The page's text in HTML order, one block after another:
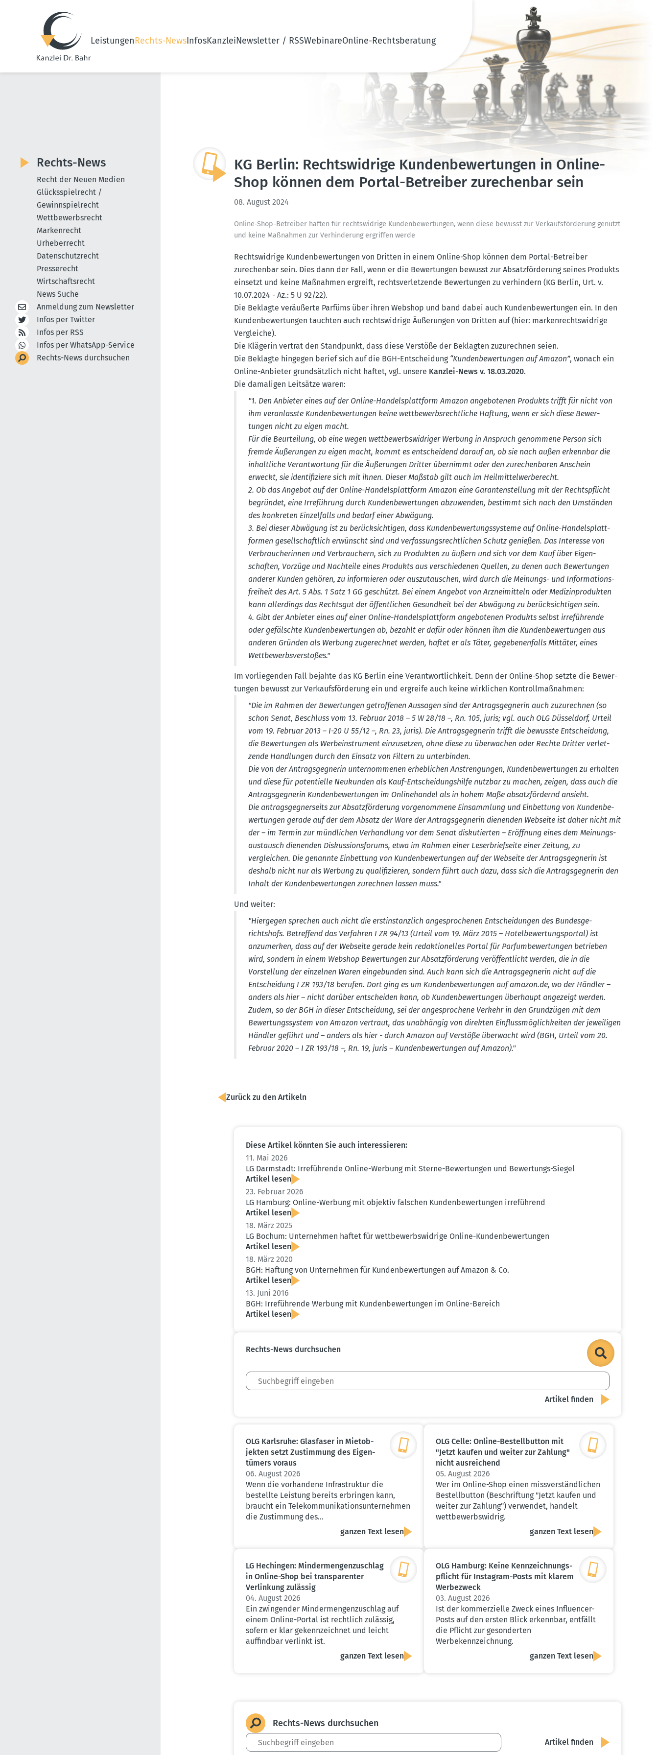
LeistungenRechts-NewsInfosKanzleiNewsletter / RSSWebinareOnline-Rechtsberatung
KG Berlin: Rechts­widrige Kunden­be­wer­tungen in Online-
Shop können dem Portal-Betreiber zurechenbar sein
08. August 2024
Online-Shop-Betreiber haften für rechts­widrige Kunden­be­wer­tungen, wenn diese bewusst zur Verkaufs­för­derung genutzt
und keine Maßnahmen zur Verhin­derung ergriffen werde
Rechts­widrige Kunden­be­wer­tungen von Dritten in einem Online-Shop können dem Portal-Betreiber
zurechenbar sein. Dies dann der Fall, wenn er die Bewer­tungen bewusst zur Absatz­för­derung seines Produkts
einsetzt und keine Maßnahmen ergreift, rechts­ver­let­zende Bewer­tungen zu verhindern (KG Berlin, Urt. v.
10.07.2024 - Az.: 5 U 92/22).
Die Beklagte veräu­ßerte Parfüms über ihren Webshop und band dabei auch Kunden­be­wer­tungen ein. In den
Kunden­be­wer­tungen tauchten auch rechts­widrige Äußerungen von Dritten auf (hier: marken­rechts­widrige
Vergleiche).
Die Klägerin vertrat den Stand­punkt, dass diese Verstöße der Beklagten zuzurechnen seien.
Die Beklagte hingegen berief sich auf die BGH-Entscheidung “Kunden­be­wer­tungen auf Amazon”, wonach ein
Online-Anbieter grund­sätzlich nicht haftet, vgl. unsere Kanzlei-News v. 18.03.2020.
Die damaligen Leitsätze waren:
"1. Den Anbieter eines auf der Online-Handels­plattform Amazon angebo­tenen Produkts trifft für nicht von
ihm veran­lasste Kunden­be­wer­tungen keine wettbe­werbs­recht­liche Haftung, wenn er sich diese Bewer­
tungen nicht zu eigen macht.
Für die Beurteilung, ob eine wegen wettbe­werbs­wid­riger Werbung in Anspruch genommene Person sich
fremde Äußerungen zu eigen macht, kommt es entscheidend darauf an, ob sie nach außen erkennbar die
inhalt­liche Verant­wortung für die Äußerungen Dritter übernimmt oder den zurechen­baren Anschein
erweckt, sie identi­fi­ziere sich mit ihnen. Dieser Maßstab gilt auch im Heilmit­tel­wer­be­recht.
2. Ob das Angebot auf der Online-Handels­plattform Amazon eine Garan­ten­stellung mit der Rechts­pflicht
begründet, eine Irreführung durch Kunden­be­wer­tungen abzuwenden, bestimmt sich nach den Umständen
des konkreten Einzel­falls und bedarf einer Abwägung.
3. Bei dieser Abwägung ist zu berück­sich­tigen, dass Kunden­be­wer­tungs­systeme auf Online-Handels­platt­
formen gesell­schaftlich erwünscht sind und verfas­sungs­recht­lichen Schutz genießen. Das Interesse von
Verbrau­che­rinnen und Verbrau­chern, sich zu Produkten zu äußern und sich vor dem Kauf über Eigen­
schaften, Vorzüge und Nachteile eines Produkts aus verschie­denen Quellen, zu denen auch Bewer­tungen
anderer Kunden gehören, zu infor­mieren oder auszu­tau­schen, wird durch die Meinungs- und Infor­ma­ti­ons­
freiheit des Art. 5 Abs. 1 Satz 1 GG geschützt. Bei einem Angebot von Arznei­mitteln oder Medizin­pro­dukten
kann aller­dings das Rechtsgut der öffent­lichen Gesundheit bei der Abwägung zu berück­sich­tigen sein.
4. Gibt der Anbieter eines auf einer Online-Handels­plattform angebo­tenen Produkts selbst irrefüh­rende
oder gefälschte Kunden­be­wer­tungen ab, bezahlt er dafür oder können ihm die Kunden­be­wer­tungen aus
anderen Gründen als Werbung zugerechnet werden, haftet er als Täter, gegebe­nen­falls Mittäter, eines
Wettbe­werbs­ver­stoßes."
Im vorlie­genden Fall bejahte das KG Berlin eine Verant­wort­lichkeit. Denn der Online-Shop setzte die Bewer­
tungen bewusst zur Verkaufs­för­derung ein und ergreife auch keine wirklichen Kontroll­maß­nahmen:
"Die im Rahmen der Bewer­tungen getrof­fenen Aussagen sind der Antrags­geg­nerin auch zuzurechnen (so
schon Senat, Beschluss vom 13. Februar 2018 – 5 W 28/18 –, Rn. 105, juris; vgl. auch OLG Düsseldorf, Urteil
vom 19. Februar 2013 – I-20 U 55/12 –, Rn. 23, juris). Die Antrags­geg­nerin trifft die bewusste Entscheidung,
die Bewer­tungen als Werbe­instrument einzu­setzen, ohne diese zu überwachen oder Rechte Dritter verlet­
zende Handlungen durch den Einsatz von Filtern zu unter­binden.
Die von der Antrags­geg­nerin unter­nom­menen erheb­lichen Anstren­gungen, Kunden­be­wer­tungen zu erhalten
und diese für poten­tielle Neukunden als Kauf-Entschei­dungs­hilfe nutzbar zu machen, zeigen, dass auch die
Antrags­geg­nerin Kunden­be­wer­tungen im Online­handel als in hohem Maße absatz­för­dernd ansieht.
Die antrags­geg­ner­seits zur Absatz­för­derung vorge­nommene Einsammlung und Einbettung von Kunden­be­
wer­tungen gerade auf der dem Absatz der Ware der Antrags­geg­nerin dienenden Webseite ist daher nicht mit
der – im Termin zur mündlichen Verhandlung vor dem Senat disku­tierten – Eröffnung eines dem Meinungs­
aus­tausch dienenden Diskus­si­ons­forums, etwa im Rahmen einer Leser­brief­seite einer Zeitung, zu
vergleichen. Die genannte Einbettung von Kunden­be­wer­tungen auf der Webseite der Antrags­geg­nerin ist
deshalb nicht nur als Werbung zu quali­fi­zieren, sondern führt auch dazu, dass sich die Antrags­geg­nerin den
Inhalt der Kunden­be­wer­tungen zurechnen lassen muss."
Und weiter:
"Hiergegen sprechen auch nicht die erstin­stanzlich angespro­chenen Entschei­dungen des Bundes­ge­
richtshofs. Betreffend das Verfahren I ZR 94/13 (Urteil vom 19. März 2015 – Hotel­be­wer­tungs­portal) ist
anzumerken, dass auf der Webseite gerade kein redak­tio­nelles Portal für Parfum­be­wer­tungen betrieben
wird, sondern in einem Webshop Bewer­tungen zur Absatz­för­derung veröf­fent­licht werden, die in die
Vorstellung der einzelnen Waren einge­bunden sind. Auch kann sich die Antrags­geg­nerin nicht auf die
Entscheidung I ZR 193/18 berufen. Dort ging es um Kunden­be­wer­tungen auf amazon.​de, wo der Händler –
anders als hier – nicht darüber entscheiden kann, ob Kunden­be­wer­tungen überhaupt angezeigt werden.
Zudem, so der BGH in dieser Entscheidung, sei der angespro­chene Verkehr in den Grund­zügen mit dem
Bewer­tungs­system von Amazon vertraut, das unabhängig von direkten Einfluss­mög­lich­keiten der jewei­ligen
Händler geführt und – anders als hier - durch Amazon auf Verstöße überwacht wird (BGH, Urteil vom 20.
Februar 2020 – I ZR 193/18 –, Rn. 19, juris – Kunden­be­wer­tungen auf Amazon)."
Zurück zu den Artikeln
Diese Artikel könnten Sie auch inter­es­sieren:
11. Mai 2026
LG Darmstadt: Irrefüh­rende Online-Werbung mit Sterne-Bewer­tungen und Bewer­tungs-Siegel
Artikel lesen
23. Februar 2026
LG Hamburg: Online-Werbung mit objektiv falschen Kunden­be­wer­tungen irreführend
Artikel lesen
18. März 2025
LG Bochum: Unter­nehmen haftet für wettbe­werbs­widrige Online-Kunden­be­wer­tungen
Artikel lesen
18. März 2020
BGH: Haftung von Unter­nehmen für Kunden­be­wer­tungen auf Amazon & Co.
Artikel lesen
13. Juni 2016
BGH: Irrefüh­rende Werbung mit Kunden­be­wer­tungen im Online-Bereich
Artikel lesen
Rechts-News durch­suchen
OLG Karlsruhe: Glasfaser in Mietob­
jekten setzt Zustimmung des Eigen­
tümers voraus
06. August 2026
Wenn die vorhandene Infrastruktur die
bestellte Leistung bereits erbringen kann,
braucht ein Telekommunikationsunternehmen
die Zustimmung des…
ganzen Text lesen
OLG Celle: Online-Bestell­button mit
"Jetzt kaufen und weiter zur Zahlung"
nicht ausrei­chend
05. August 2026
Wer im Online-Shop einen missverständlichen
Bestellbutton (Beschriftung "Jetzt kaufen und
weiter zur Zahlung") verwendet, handelt
wettbewerbswidrig.
ganzen Text lesen
LG Hechingen: Minder­men­gen­zu­schlag
in Online-Shop bei trans­pa­renter
Verlinkung zulässig
04. August 2026
Ein zwingender Mindermengenzuschlag auf
einem Online-Portal ist rechtlich zulässig,
sofern er klar gekennzeichnet und leicht
auffindbar verlinkt ist.
ganzen Text lesen
OLG Hamburg: Keine Kennzeich­nungs­
pflicht für Instagram-Posts mit klarem
Werbe­zweck
03. August 2026
Ist der kommerzielle Zweck eines Influencer-
Posts auf den ersten Blick erkennbar, entfällt
die Pflicht zur gesonderten
Werbekennzeichnung.
ganzen Text lesen
Rechts-News durch­suchen
Rechts-News
Recht der Neuen Medien
Glücksspielrecht /
Gewinnspielrecht
Wettbewerbsrecht
Markenrecht
Urheberrecht
Datenschutzrecht
Presserecht
Wirtschaftsrecht
News Suche
Anmeldung zum Newsletter
Infos per Twitter
Infos per RSS
Infos per WhatsApp-Service
Rechts-News durchsuchen